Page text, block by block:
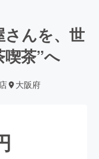
んを、世
茶”へ
大阪府